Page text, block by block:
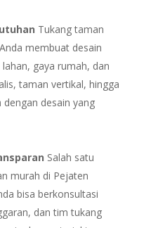
Tukang taman
membuat desain
gaya rumah, dan
taman vertikal, hingga
desain yang
Salah satu
murah di Pejaten
bisa berkonsultasi
dan tim tukang